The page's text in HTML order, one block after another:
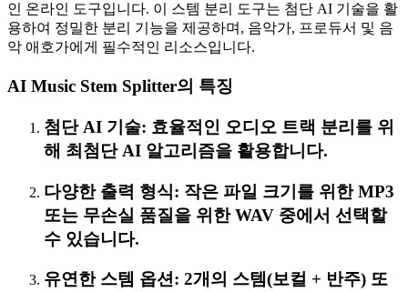
인 온라인 도구입니다. 이 스템 분리 도구는 첨단 AI 기술을 활
용하여 정밀한 분리 기능을 제공하며, 음악가, 프로듀서 및 음
악 애호가에게 필수적인 리소스입니다.
AI Music Stem Splitter의 특징
첨단 AI 기술: 효율적인 오디오 트랙 분리를 위
해 최첨단 AI 알고리즘을 활용합니다.
다양한 출력 형식: 작은 파일 크기를 위한 MP3
또는 무손실 품질을 위한 WAV 중에서 선택할
수 있습니다.
유연한 스템 옵션: 2개의 스템(보컬 + 반주) 또